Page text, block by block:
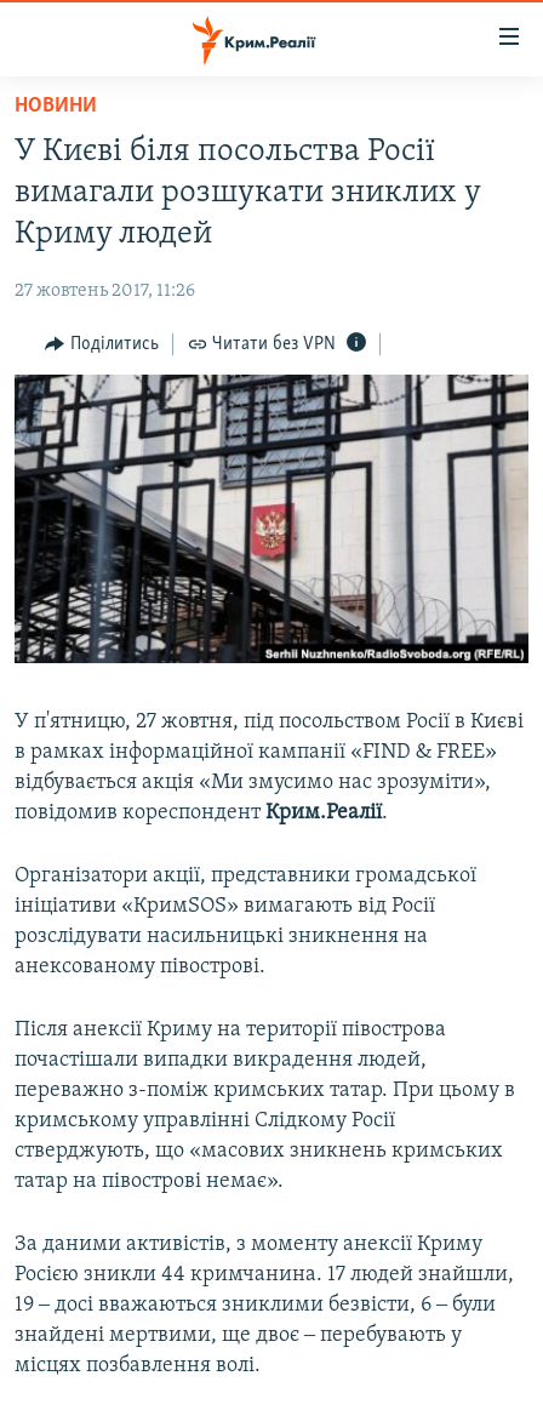
Перейти
основного
матеріалу
Перейти
до
основної
Перейти
до
пошуку
ВІДЕО ТА ФОТО
БЛОГИ
ПОГЛЯД
ІНТЕРВ'Ю
ВСЕ ЗА ДЕНЬ
СПЕЦПРОЕКТИ
ДЕПОРТАЦІЯ
ВІДЕОУРОКИ «ELIFBE»
СВІДЧЕННЯ ОКУПАЦІЇ
УКРАЇНСЬКА ПРОБЛЕМА КРИМУ
ЯК ОБІЙТИ БЛОКУВАННЯ
Русский
Qırımtatar
Усі сайти RFE/RL
НОВИНИ
У Києві біля посольства Росії
вимагали розшукати зниклих у
Криму людей
27 жовтень 2017, 11:26
Поділитись Читати без VPN
У п'ятницю, 27 жовтня, під посольством Росії в Києві
в рамках інформаційної кампанії «FIND & FREE»
відбувається акція «Ми змусимо нас зрозуміти»,
повідомив кореспондентКрим.Реалії.
Організатори акції, представники громадської
ініціативи «КримSOS» вимагають від Росії
розслідувати насильницькі зникнення на
анексованому півострові.
Після анексії Криму на території півострова
почастішали випадки викрадення людей,
переважно з-поміж кримських татар. При цьому в
кримському управлінні Слідкому Росії
стверджують, що «масових зникнень кримських
татар на півострові немає».
За даними активістів, з моменту анексії Криму
Росією зникли 44 кримчанина. 17 людей знайшли,
19 ‒ досі вважаються зниклими безвісти, 6 ‒ були
знайдені мертвими, ще двоє ‒ перебувають у
місцях позбавлення волі.